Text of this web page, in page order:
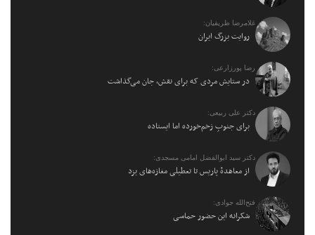
غلامرضا ظریفیان:
روایت بزرگ ایران
رضا پورزارعی:
در ستایش مردی که برای نقش، جان می‌گذاشت
دکتر علی ربیعی:
برای جنوبِ زخم‌خورده اما ایستاده
دکتر سید ابوالفضل امامی مسجدی:
از معاهدهٔ پاریس تا تعطیلی مغازه‌های یزد
فتح‌الله جوادی:
شکرانه این حضور حماسی